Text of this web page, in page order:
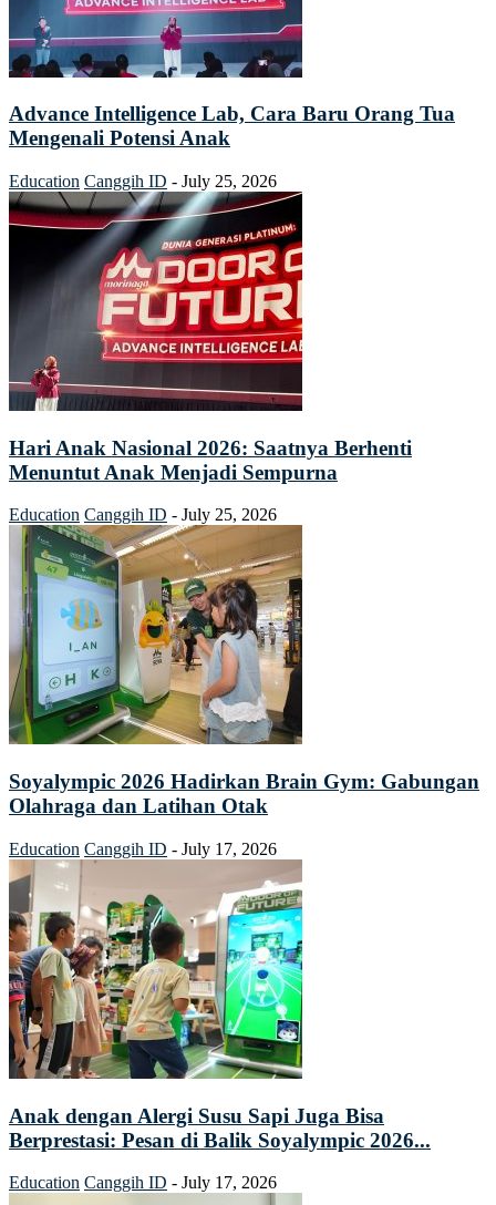
Advance Intelligence Lab, Cara Baru Orang Tua
Mengenali Potensi Anak
Education Canggih ID - July 25, 2026
Hari Anak Nasional 2026: Saatnya Berhenti
Menuntut Anak Menjadi Sempurna
Education Canggih ID - July 25, 2026
Soyalympic 2026 Hadirkan Brain Gym: Gabungan
Olahraga dan Latihan Otak
Education Canggih ID - July 17, 2026
Anak dengan Alergi Susu Sapi Juga Bisa
Berprestasi: Pesan di Balik Soyalympic 2026...
Education Canggih ID - July 17, 2026